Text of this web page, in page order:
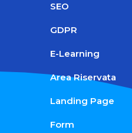
SEO
GDPR
E-Learning
Area Riservata
Landing Page
Form